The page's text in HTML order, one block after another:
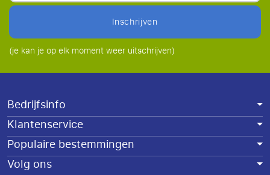
inschrijven
(je kan je op elk moment weer uitschrijven)
Bedrijfsinfo
Klantenservice
Populaire bestemmingen
Volg ons